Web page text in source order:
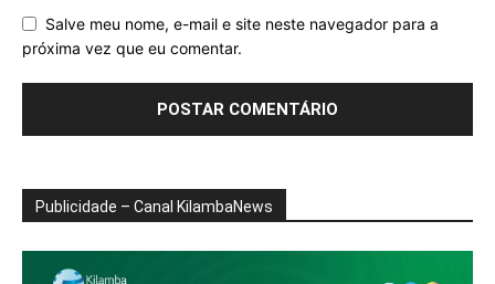
Salve meu nome, e-mail e site neste navegador para a
próxima vez que eu comentar.
Publicidade – Canal KilambaNews